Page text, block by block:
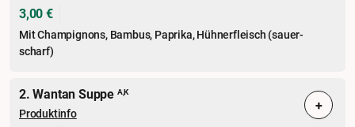
3,00 €
Mit Champignons, Bambus, Paprika, Hühnerfleisch (sauer-
scharf)
2. Wantan Suppe A,K
Produktinfo +